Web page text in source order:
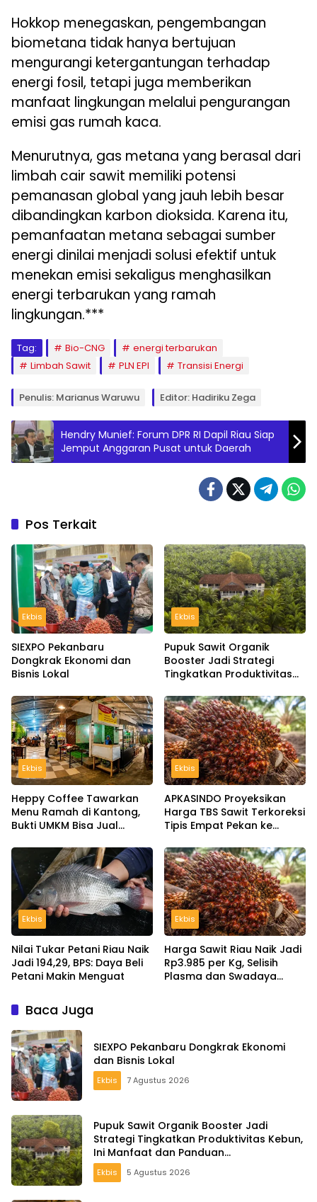
Hokkop menegaskan, pengembangan
biometana tidak hanya bertujuan
mengurangi ketergantungan terhadap
energi fosil, tetapi juga memberikan
manfaat lingkungan melalui pengurangan
emisi gas rumah kaca.
Menurutnya, gas metana yang berasal dari
limbah cair sawit memiliki potensi
pemanasan global yang jauh lebih besar
dibandingkan karbon dioksida. Karena itu,
pemanfaatan metana sebagai sumber
energi dinilai menjadi solusi efektif untuk
menekan emisi sekaligus menghasilkan
energi terbarukan yang ramah
lingkungan.***
Tag: Bio-CNG
energi terbarukan
Limbah Sawit
PLN EPI Transisi Energi
Penulis: Marianus Waruwu Editor: Hadiriku Zega
Hendry Munief: Forum DPR RI Dapil Riau Siap
Jemput Anggaran Pusat untuk Daerah
Pos Terkait
Ekbis
SIEXPO Pekanbaru
Dongkrak Ekonomi dan
Bisnis Lokal
Ekbis
Pupuk Sawit Organik
Booster Jadi Strategi
Tingkatkan Produktivitas
Panduan Pemupukannya
Ekbis
Heppy Coffee Tawarkan
Menu Ramah di Kantong,
Bukti UMKM Bisa Jual
Kualitas
Ekbis
APKASINDO Proyeksikan
Harga TBS Sawit Terkoreksi
Tipis Empat Pekan ke
Ekbis
Nilai Tukar Petani Riau Naik
Jadi 194,29, BPS: Daya Beli
Petani Makin Menguat
Ekbis
Harga Sawit Riau Naik Jadi
Rp3.985 per Kg, Selisih
Plasma dan Swadaya
Baca Juga
SIEXPO Pekanbaru Dongkrak Ekonomi
dan Bisnis Lokal
Ekbis 7 Agustus 2026
Pupuk Sawit Organik Booster Jadi
Strategi Tingkatkan Produktivitas Kebun,
Ini Manfaat dan Panduan
Pemupukannya
Ekbis 5 Agustus 2026